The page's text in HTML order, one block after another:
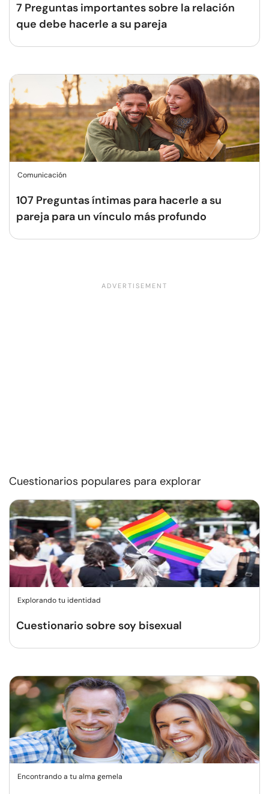
7 Preguntas importantes sobre la relación
que debe hacerle a su pareja
Comunicación
107 Preguntas íntimas para hacerle a su
pareja para un vínculo más profundo
Cuestionarios populares para explorar
Explorando tu identidad
Cuestionario sobre soy bisexual
Encontrando a tu alma gemela